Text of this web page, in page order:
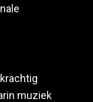
muziek